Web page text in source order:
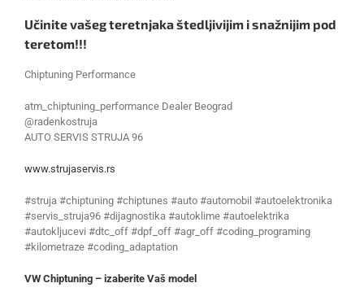
Učinite vašeg teretnjaka štedljivijim i snažnijim pod
teretom!!!
Chiptuning Performance
atm_chiptuning_performance Dealer Beograd
@radenkostruja
AUTO SERVIS STRUJA 96
www.strujaservis.rs
#struja #chiptuning #chiptunes #auto #automobil #autoelektronika
#servis_struja96 #dijagnostika #autoklime #autoelektrika
#autokljucevi #dtc_off #dpf_off #agr_off #coding_programing
#kilometraze #coding_adaptation
VW Chiptuning – izaberite Vaš model